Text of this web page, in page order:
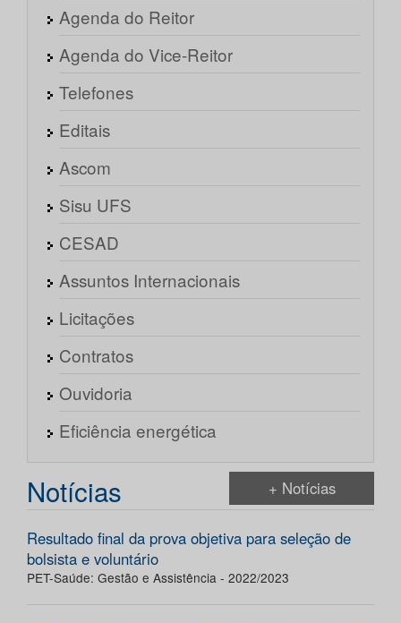
Agenda do Reitor
Agenda do Vice-Reitor
Telefones
Editais
Ascom
Sisu UFS
CESAD
Assuntos Internacionais
Licitações
Contratos
Ouvidoria
Eficiência energética
Notícias + Notícias
Resultado final da prova objetiva para seleção de
bolsista e voluntário
PET-Saúde: Gestão e Assistência - 2022/2023